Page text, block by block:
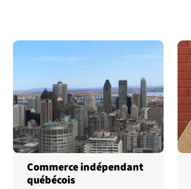
Commerce indépendant
québécois